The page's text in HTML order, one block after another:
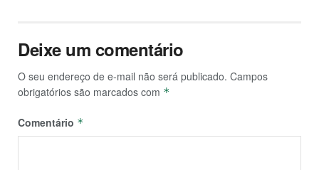
Deixe um comentário
O seu endereço de e-mail não será publicado. Campos
obrigatórios são marcados com *
Comentário *